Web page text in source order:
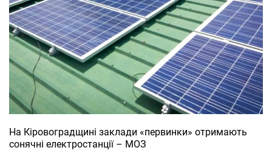
На Кіровоградщині заклади «первинки» отримають
сонячні електростанції – МОЗ